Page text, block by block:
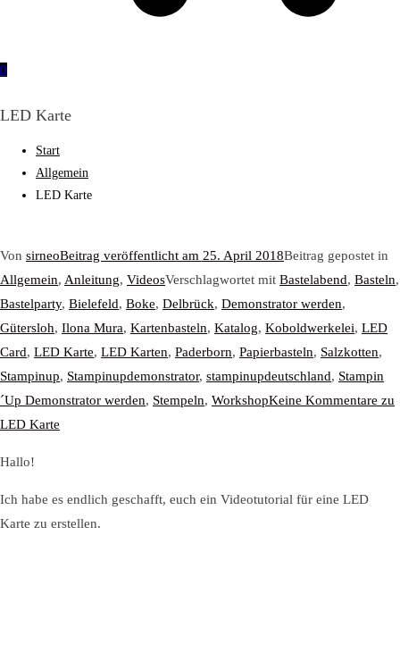
0
LED Karte
Start
Allgemein
LED Karte
Von sirneoBeitrag veröffentlicht am 25. April 2018Beitrag gepostet in
Allgemein, Anleitung, VideosVerschlagwortet mit Bastelabend, Basteln,
Bastelparty, Bielefeld, Boke, Delbrück, Demonstrator werden,
Gütersloh, Ilona Mura, Kartenbasteln, Katalog, Koboldwerkelei, LED
Card, LED Karte, LED Karten, Paderborn, Papierbasteln, Salzkotten,
Stampinup, Stampinupdemonstrator, stampinupdeutschland, Stampin
´Up Demonstrator werden, Stempeln, WorkshopKeine Kommentare zu
LED Karte
Hallo!
Ich habe es endlich geschafft, euch ein Videotutorial für eine LED
Karte zu erstellen.